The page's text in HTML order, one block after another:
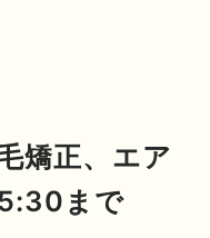
矯正、エア
まで